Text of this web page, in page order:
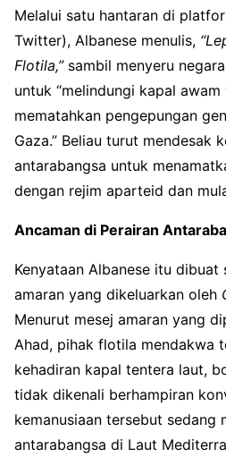
Melalui satu hantaran di
Twitter), Albanese menulis,
Flotila,”sambil menyeru
untuk “melindungi kapal awam
mematahkan pengepungan
Gaza.” Beliau turut mendesak
antarabangsa untuk
dengan rejim aparteid dan
Ancaman di Perairan
Kenyataan Albanese itu dibuat
amaran yang dikeluarkan oleh
Menurut mesej amaran yang
Ahad, pihak flotila mendakwa
kehadiran kapal tentera laut,
tidak dikenali berhampiran
kemanusiaan tersebut sedang
antarabangsa di Laut